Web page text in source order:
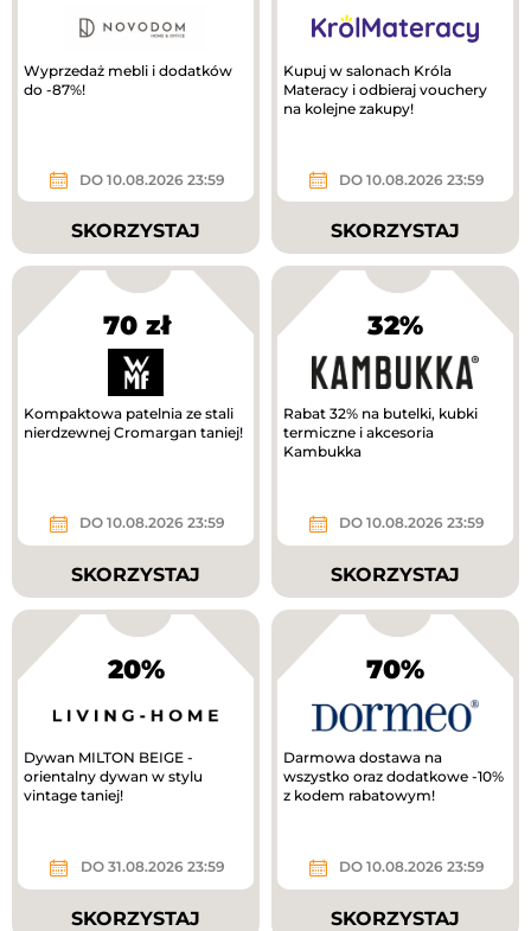
Wyprzedaż mebli i dodatków
do -87%!
DO 10.08.2026 23:59
SKORZYSTAJ
Kupuj w salonach Króla
Materacy i odbieraj vouchery
na kolejne zakupy!
DO 10.08.2026 23:59
SKORZYSTAJ
70 zł
Kompaktowa patelnia ze stali
nierdzewnej Cromargan taniej!
DO 10.08.2026 23:59
SKORZYSTAJ
32%
Rabat 32% na butelki, kubki
termiczne i akcesoria
Kambukka
DO 10.08.2026 23:59
SKORZYSTAJ
20%
Dywan MILTON BEIGE -
orientalny dywan w stylu
vintage taniej!
DO 31.08.2026 23:59
SKORZYSTAJ
70%
Darmowa dostawa na
wszystko oraz dodatkowe -10%
z kodem rabatowym!
DO 10.08.2026 23:59
SKORZYSTAJ